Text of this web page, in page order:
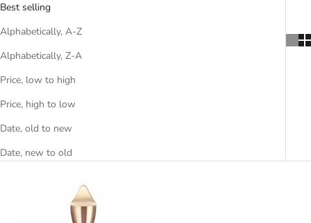
Best selling
Alphabetically, A-Z
Alphabetically, Z-A
Price, low to high
Price, high to low
Date, old to new
Date, new to old